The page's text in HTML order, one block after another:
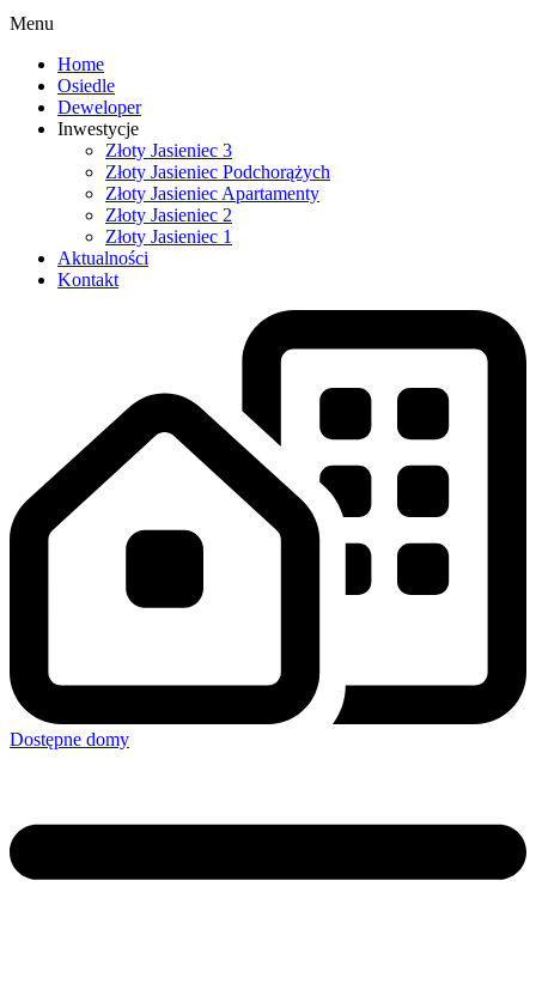
Menu
Home
Osiedle
Deweloper
Inwestycje
Złoty Jasieniec 3
Złoty Jasieniec Podchorążych
Złoty Jasieniec Apartamenty
Złoty Jasieniec 2
Złoty Jasieniec 1
Aktualności
Kontakt
Dostępne domy